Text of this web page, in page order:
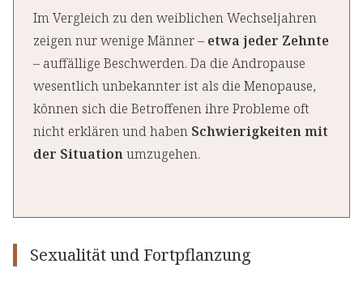
Im Vergleich zu den weiblichen Wechseljahren
zeigen nur wenige Männer – etwa jeder Zehnte
– auffällige Beschwerden. Da die Andropause
wesentlich unbekannter ist als die Menopause,
können sich die Betroffenen ihre Probleme oft
nicht erklären und haben Schwierigkeiten mit
der Situationumzugehen.
Sexualität und Fortpflanzung